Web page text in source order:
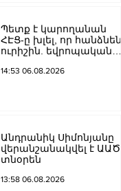
պետականության,
ազգային արժեքների և
արդարու
Պետք է կարողանան
ՀԷՑ-ը խլել, որ հանձնեն
ուրիշին. եվրոպական
քայլ գնում ենք առաջ.
14:53 06.08.2026
Անդրանիկ Սիմոնյանը
վերանշանակվել է ԱԱԾ
տնօրեն
13:58 06.08.2026